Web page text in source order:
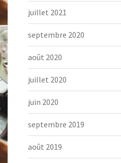
juillet 2021
septembre 2020
août 2020
juillet 2020
juin 2020
septembre 2019
août 2019